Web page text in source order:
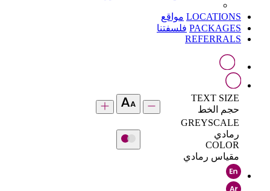
LOCATIONS مواقع
PACKAGES فلسفتنا
REFERRALS
TEXT SIZE
حجم الخط
GREYSCALE
رمادي
COLOR
مقياس رمادي